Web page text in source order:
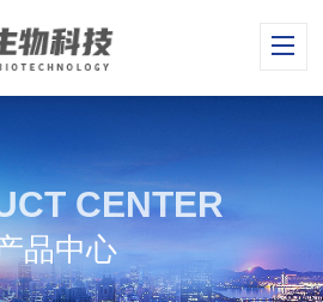
CENTER
品中心